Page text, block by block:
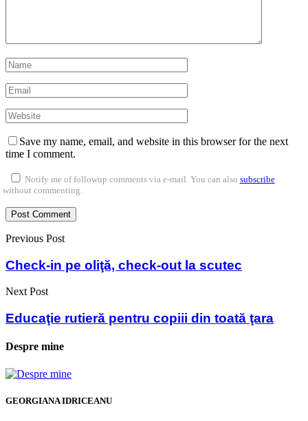
Save my name, email, and website in this browser for the next
time I comment.
Notify me of followup comments via e-mail. You can also subscribe
without commenting.
Previous Post
Check-in pe oliţă, check-out la scutec
Next Post
Educaţie rutieră pentru copiii din toată ţara
Despre mine
GEORGIANA IDRICEANU